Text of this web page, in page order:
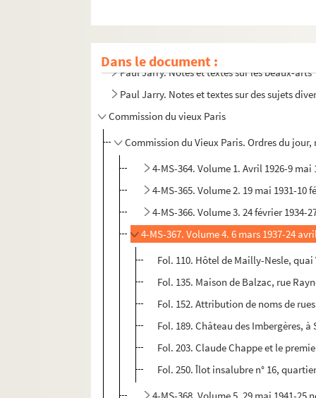
Dans le document :
Paul Jarry. Notes et textes sur le théâtre
Paul Jarry. Notes et textes sur les beaux-arts
Paul Jarry. Notes et textes sur des sujets
Commission du vieux Paris
Commission du Vieux Paris. Ordres du
4-MS-364. Volume 1. Avril 1926-9 mai
4-MS-365. Volume 2. 19 mai 1931-10
4-MS-366. Volume 3. 24 février 1934-
4-MS-367. Volume 4. 6 mars 1937-24
Fol. 110. Hôtel de Mailly-Nesle,
Fol. 135. Maison de Balzac, rue
Fol. 152. Attribution de noms de
Fol. 189. Château des Imbergères, à
Fol. 203. Claude Chappe et le
Fol. 250. Îlot insalubre n° 16,